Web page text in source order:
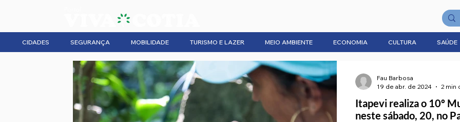
CIDADES SEGURANÇA MOBILIDADE TURISMO E LAZER MEIO AMBIENTE ECONOMIA CULTURA SAÚDE
Itapevi realiza o 10º
neste sábado, 20, no
Fau Barbosa
19 de abr. de 2024
2 min